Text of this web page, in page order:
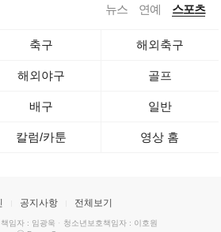
뉴스 연예 스포츠
축구 해외축구
해외야구 골프
배구 일반
칼럼/카툰 영상 홈
공지사항 전체보기
임자 : 임광욱 · 청소년보호책임자 : 이호원